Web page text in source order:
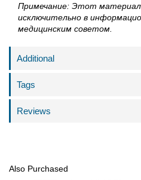
Примечание: Этот материал
исключительно в
медицинским советом.
Additional
Tags
Reviews
Also Purchased